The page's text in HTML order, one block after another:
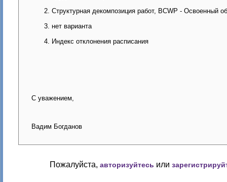
Структурная декомпозиция работ, BCWP - Освоенный
нет варианта
Индекс отклонения расписания
С уважением,
Вадим Богданов
Пожалуйста, авторизуйтесь или